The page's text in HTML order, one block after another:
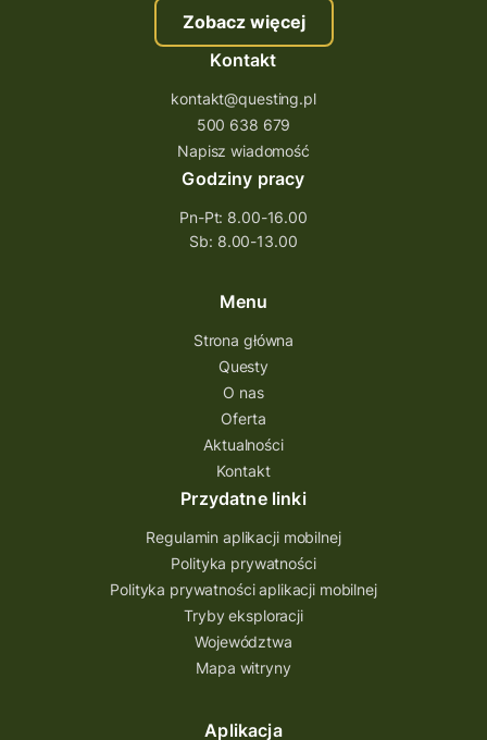
Zobacz więcej
Kontakt
kontakt@questing.pl
500 638 679
Napisz wiadomość
Godziny pracy
Pn-Pt: 8.00-16.00
Sb: 8.00-13.00
Menu
Strona główna
Questy
O nas
Oferta
Aktualności
Kontakt
Przydatne linki
Regulamin aplikacji mobilnej
Polityka prywatności
Polityka prywatności aplikacji mobilnej
Tryby eksploracji
Województwa
Mapa witryny
Aplikacja